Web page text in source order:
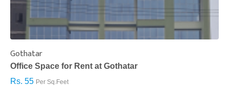
Gothatar
Office Space for Rent at Gothatar
Rs. 55 Per Sq.Feet